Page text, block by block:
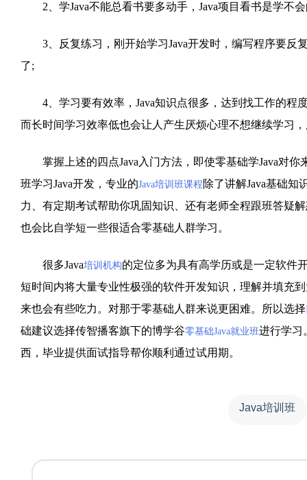
2、学Java不能总看书要多动手，Java项目看书是学不
3、反复练习，刚开始学习Java开发时，编写程序要反
了;
4、学习要有效率，Java知识点很多，达到找工作的程
而长时间学习效率低也会让人产生厌烦心理不想继续学习
掌握上述的四点Java入门方法，即使零基础学Java对你
班学习Java开发，专业的Java培训班课程 除了讲解Java基础知
力、有定期考试帮助你巩固知识、还有老师全程跟班答疑
也会比自学短一些很适合零基础人群学习。
很多Java培训机构的定位多为具有高学历或是一定软件
短时间内将大量专业性极强的软件开发知识，理解并填充
来也会有些吃力。对那于零基础人群来说更困难。所以选择
础建议选择传智播客旗下的博学谷零基础Java就业班进行学习
西，毕业提供面试指导帮你顺利通过试用期。
Java培训班